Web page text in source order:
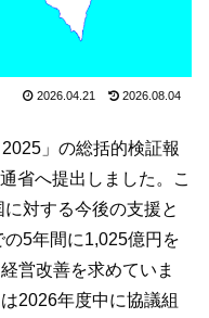
2026.04.21 2026.08.04
」の総括的検証報
省へ提出しました。こ
対する今後の支援と
5年間に1,025億円を
営改善を求めていま
2026年度中に協議組